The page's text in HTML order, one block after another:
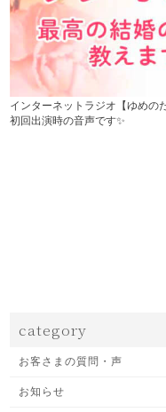
インターネットラジオ【ゆめの
初回出演時の音声です✨
category
お客さまの質問・声
お知らせ